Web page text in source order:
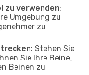
zu verwenden:
Umgebung zu
zu
: Stehen Sie
Sie Ihre Beine,
Beinen zu